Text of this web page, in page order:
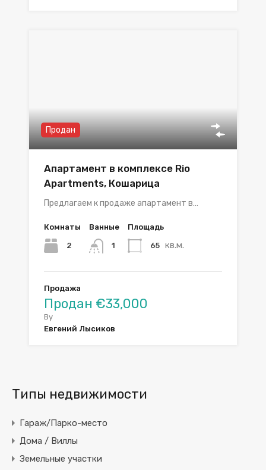
Продан
Апартамент в комплексе Rio
Apartments, Кошарица
Предлагаем к продаже апартамент в…
Комнаты
2
Ванные
1
Площадь
65 кв.м.
Продажа
Продан €33,000
By
Евгений Лысиков
Типы недвижимости
Гараж/Парко-место
Дома / Виллы
Земельные участки